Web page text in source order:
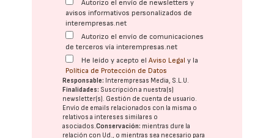
Autorizo el envío de newsletters y
avisos informativos personalizados de
interempresas.net
Autorizo el envío de comunicaciones
de terceros vía interempresas.net
He leído y acepto elAviso Legal y la
Política de Protección de Datos
Responsable: Interempresas Media, S.L.U.
Finalidades: Suscripción a nuestra(s)
newsletter(s). Gestión de cuenta de usuario.
Envío de emails relacionados con la misma o
relativos a intereses similares o
asociados.Conservación: mientras dure la
relación con Ud., o mientras sea necesario para